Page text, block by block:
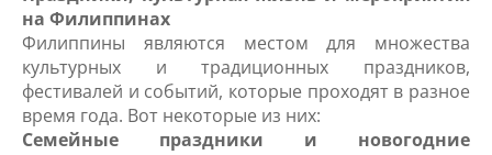
на Филиппинах
Филиппины являются местом для множества
культурных и традиционных праздников,
фестивалей и событий, которые проходят в разное
время года. Вот некоторые из них:
Семейные праздники и новогодние